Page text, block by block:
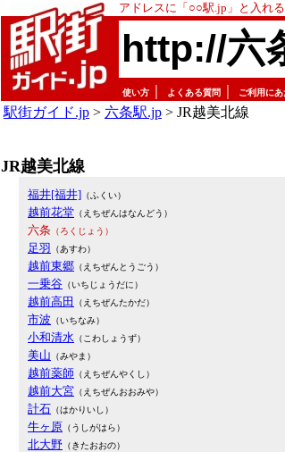
アドレスに「○○駅.jp」と入れ
http://六
使い方 よくある質問 ご利用に
駅街ガイド.jp > 六条駅.jp > JR越美北線
JR越美北線
福井[福井] （ふくい）
越前花堂 （えちぜんはなんどう）
六条 （ろくじょう）
足羽 （あすわ）
越前東郷 （えちぜんとうごう）
一乗谷 （いちじょうだに）
越前高田 （えちぜんたかだ）
市波 （いちなみ）
小和清水 （こわしょうず）
美山 （みやま）
越前薬師 （えちぜんやくし）
越前大宮 （えちぜんおおみや）
計石 （はかりいし）
牛ヶ原 （うしがはら）
北大野 （きたおおの）